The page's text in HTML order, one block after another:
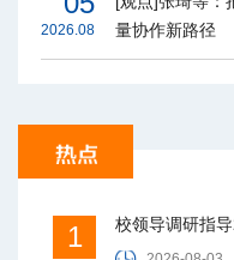
2026.08
量协作新路径
1 校领导调研指